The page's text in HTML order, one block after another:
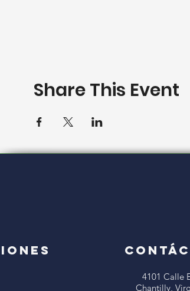
Share This Event
4101 Calle
Chantilly,